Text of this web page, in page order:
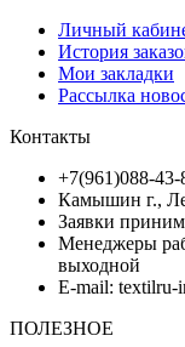
Личный
История
Мои закладки
Рассылка
Контакты
+7(961)088-43-
Камышин г.,
Заявки
Менеджеры
выходной
E-mail: textilru-
ПОЛЕЗНОЕ